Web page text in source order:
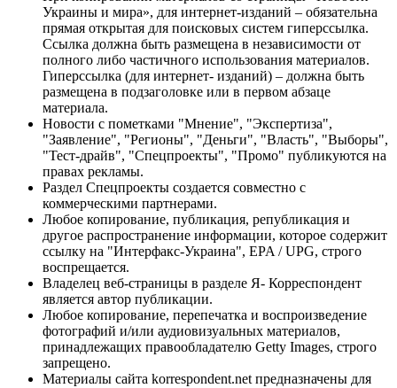
Украины и мира», для интернет-изданий – обязательна
прямая открытая для поисковых систем гиперссылка.
Ссылка должна быть размещена в независимости от
полного либо частичного использования материалов.
Гиперссылка (для интернет- изданий) – должна быть
размещена в подзаголовке или в первом абзаце
материала.
Новости с пометками "Мнение", "Экспертиза",
"Заявление", "Регионы", "Деньги", "Власть", "Выборы",
"Тест-драйв", "Спецпроекты", "Промо" публикуются на
правах рекламы.
Раздел Спецпроекты создается совместно с
коммерческими партнерами.
Любое копирование, публикация, републикация и
другое распространение информации, которое содержит
ссылку на "Интерфакс-Украина", EPA / UPG, строго
воспрещается.
Владелец веб-страницы в разделе Я- Корреспондент
является автор публикации.
Любое копирование, перепечатка и воспроизведение
фотографий и/или аудиовизуальных материалов,
принадлежащих правообладателю Getty Images, строго
запрещено.
Материалы сайта korrespondent.net предназначены для